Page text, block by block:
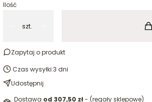
Ilość
szt.
Zapytaj o produkt
Czas wysyłki:3 dni
Udostępnij
Dostawa od 307,50 zł- (regały sklepowe)